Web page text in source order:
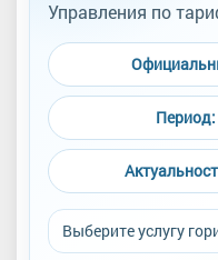
Управления по
Выберите услугу